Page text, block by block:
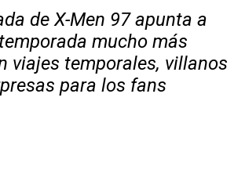
de X-Men 97 apunta a
mucho más
viajes temporales, villanos
para los fans